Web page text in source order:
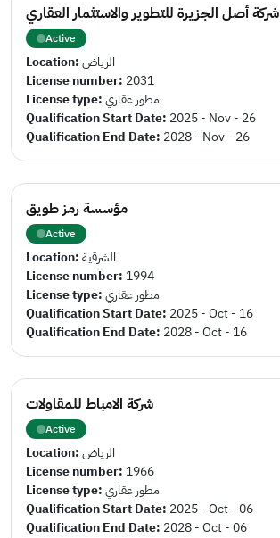
شركة أصل الجزيرة للتطوير والاستثمار العقاري
Active
Location:الرياض
License number: 2031
License type:مطور عقاري
Qualification Start Date: 2025 - Nov - 26
Qualification End Date: 2028 - Nov - 26
مؤسسة رمز طويق
Active
Location:الشرقية
License number: 1994
License type:مطور عقاري
Qualification Start Date: 2025 - Oct - 16
Qualification End Date: 2028 - Oct - 16
شركة الامباط للمقاولات
Active
Location:الرياض
License number: 1966
License type:مطور عقاري
Qualification Start Date: 2025 - Oct - 06
Qualification End Date: 2028 - Oct - 06